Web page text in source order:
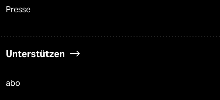
Presse
Unterstützen
abo